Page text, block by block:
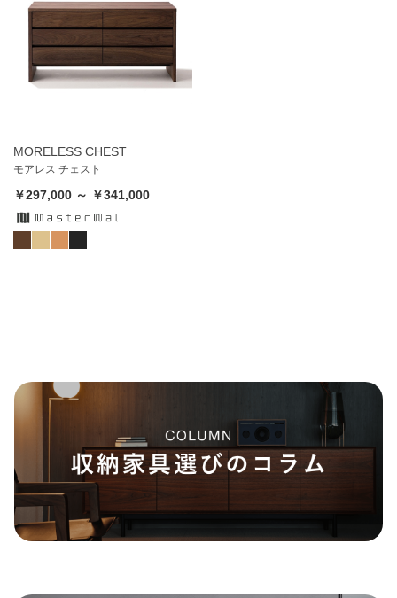
MORELESS CHEST
モアレス チェスト
￥297,000 ～ ￥341,000